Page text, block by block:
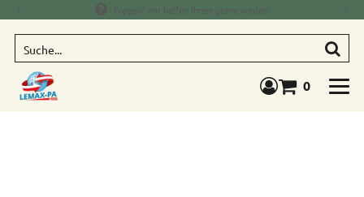
Fragen? Wir helfen Ihnen gerne weiter!
Warenkorb
0